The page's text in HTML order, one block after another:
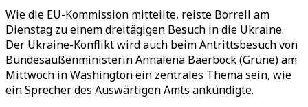
Wie die EU-Kommission mitteilte, reiste Borrell am
Dienstag zu einem dreitägigen Besuch in die Ukraine.
Der Ukraine-Konflikt wird auch beim Antrittsbesuch von
Bundesaußenministerin Annalena Baerbock (Grüne) am
Mittwoch in Washington ein zentrales Thema sein, wie
ein Sprecher des Auswärtigen Amts ankündigte.